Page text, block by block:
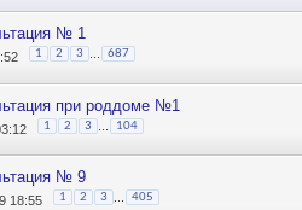
№ 1
1 2 3 687
при роддоме №1
1 2 3 104
№ 9
18:55 1 2 3 405